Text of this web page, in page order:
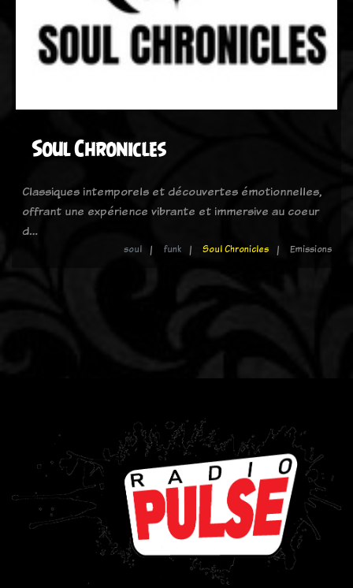
Soul Chronicles
Classiques intemporels et découvertes émotionnelles,
offrant une expérience vibrante et immersive au coeur
d…
soul funk Soul Chronicles Emissions